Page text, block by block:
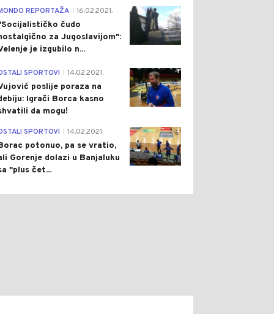
4
REPORTAŽA 16.02.2021.
čudo
za Jugoslavijom":
je izgubilo n...
1
SPORTOVI 14.02.2021.
poslije poraza na
Igrači Borca kasno
da mogu!
3
SPORTOVI 14.02.2021.
potonuo, pa se vratio,
Gorenje dolazi u Banjaluku
"plus čet...